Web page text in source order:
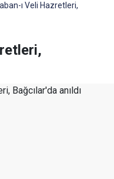
ı Veli Hazretleri,